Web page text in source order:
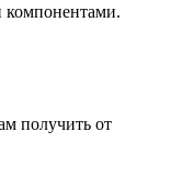
компонентами.
получить от